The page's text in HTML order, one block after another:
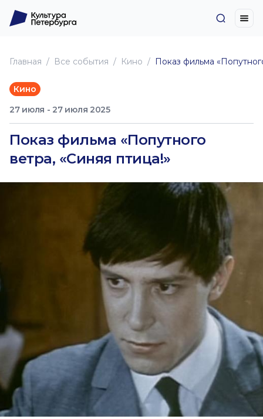
Главная Все события Кино Показ фильма
Кино
27 июля - 27 июля 2025
Показ фильма «Попутного
ветра, «Синяя птица!»